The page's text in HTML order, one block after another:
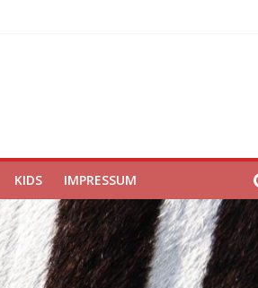
KIDS IMPRESSUM